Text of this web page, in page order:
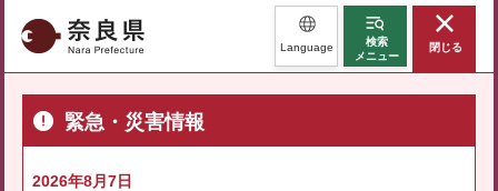
奈良県 Language
検索
メニュー
閉じる
緊急・災害情報
2026年8月7日